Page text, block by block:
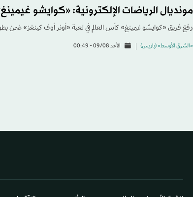
مونديال الرياضات الإلكترونية: «كوايشو
رفعَ فريق «كوايشو غيمينغ» كأس العالم في لعبة «أونر أوف كينغز» ضمن بطولة
«الشرق الأوسط» (باريس) الأحد 09/08 - 00:49